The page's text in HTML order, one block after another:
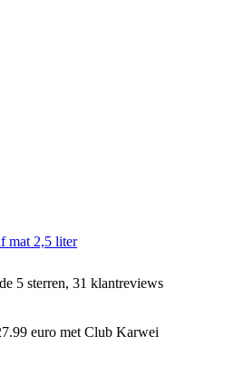
mat 2,5 liter
5 sterren, 31 klantreviews
euro met Club Karwei